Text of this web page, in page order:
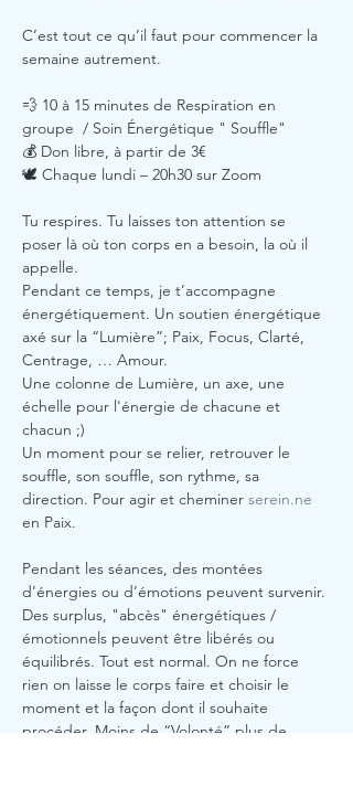
C’est tout ce qu’il faut pour commencer la
semaine autrement.
💨 10 à 15 minutes de Respiration en
groupe  / Soin Énergétique " Souffle"
💰 Don libre, à partir de 3€
🕊️ Chaque lundi – 20h30 sur Zoom
Tu respires. Tu laisses ton attention se
poser là où ton corps en a besoin, la où il
appelle.
Pendant ce temps, je t’accompagne
énergétiquement. Un soutien énergétique
axé sur la “Lumière”; Paix, Focus, Clarté,
Centrage, … Amour.
Une colonne de Lumière, un axe, une
échelle pour l'énergie de chacune et
chacun ;)
Un moment pour se relier, retrouver le
souffle, son souffle, son rythme, sa
direction. Pour agir et cheminer serein.ne
en Paix.
Pendant les séances, des montées
d’énergies ou d’émotions peuvent survenir.
Des surplus, "abcès" énergétiques /
émotionnels peuvent être libérés ou
équilibrés. Tout est normal. On ne force
rien on laisse le corps faire et choisir le
moment et la façon dont il souhaite
procéder. Moins de “Volonté” plus de